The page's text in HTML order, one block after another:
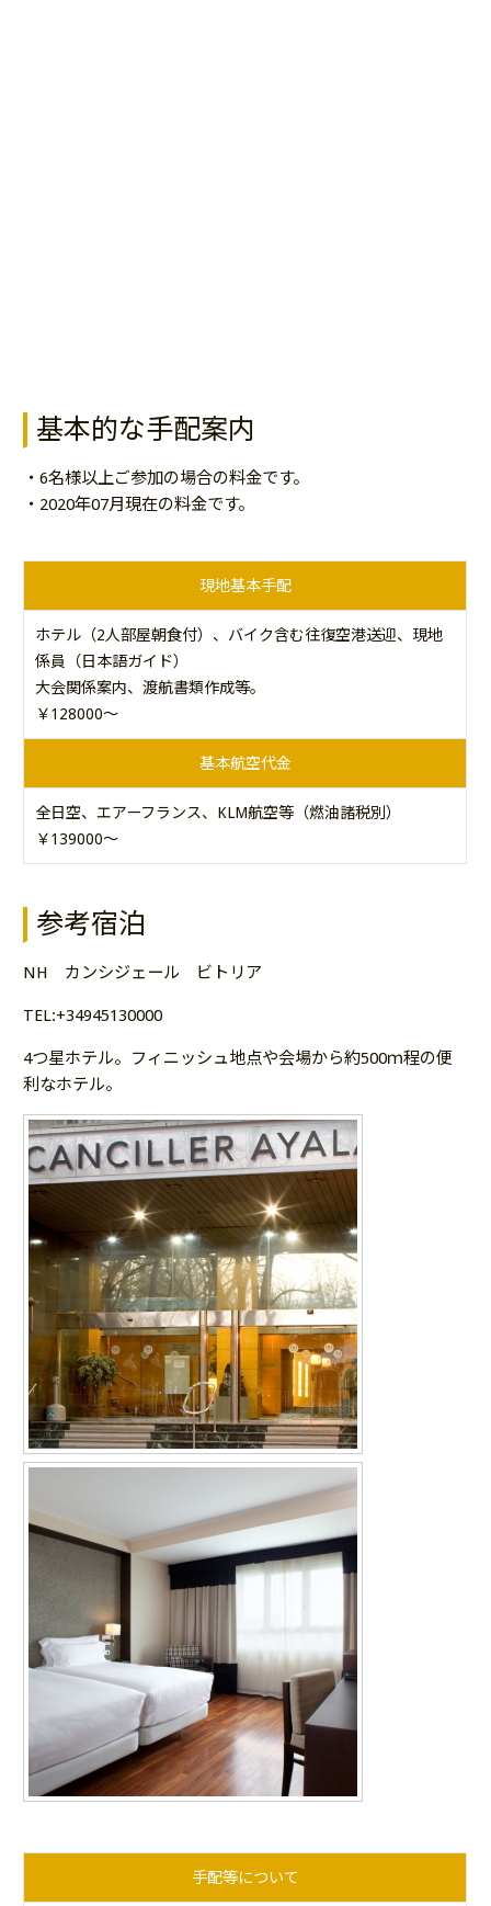
基本的な手配案内
・6名様以上ご参加の場合の料金です。
・2020年07月現在の料金です。
現地基本手配
ホテル（2人部屋朝食付）、バイク含む往復空港送迎、現地
係員（日本語ガイド）
大会関係案内、渡航書類作成等。
￥128000～
基本航空代金
全日空、エアーフランス、KLM航空等（燃油諸税別）
￥139000～
参考宿泊
NH カンシジェール ビトリア
TEL:+34945130000
4つ星ホテル。フィニッシュ地点や会場から約500ｍ程の便
利なホテル。
手配等について